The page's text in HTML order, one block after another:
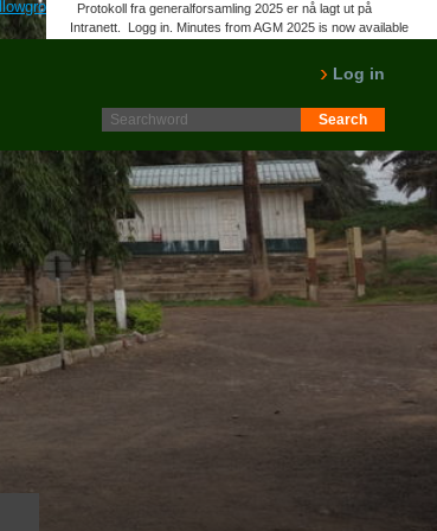
dental.ca
zithromax azitromax azyter zitromax gratis
Log in
Protokoll fra generalforsamling 2025 er nå lagt ut på
Intranett. Logg in. Minutes from AGM 2025 is now available